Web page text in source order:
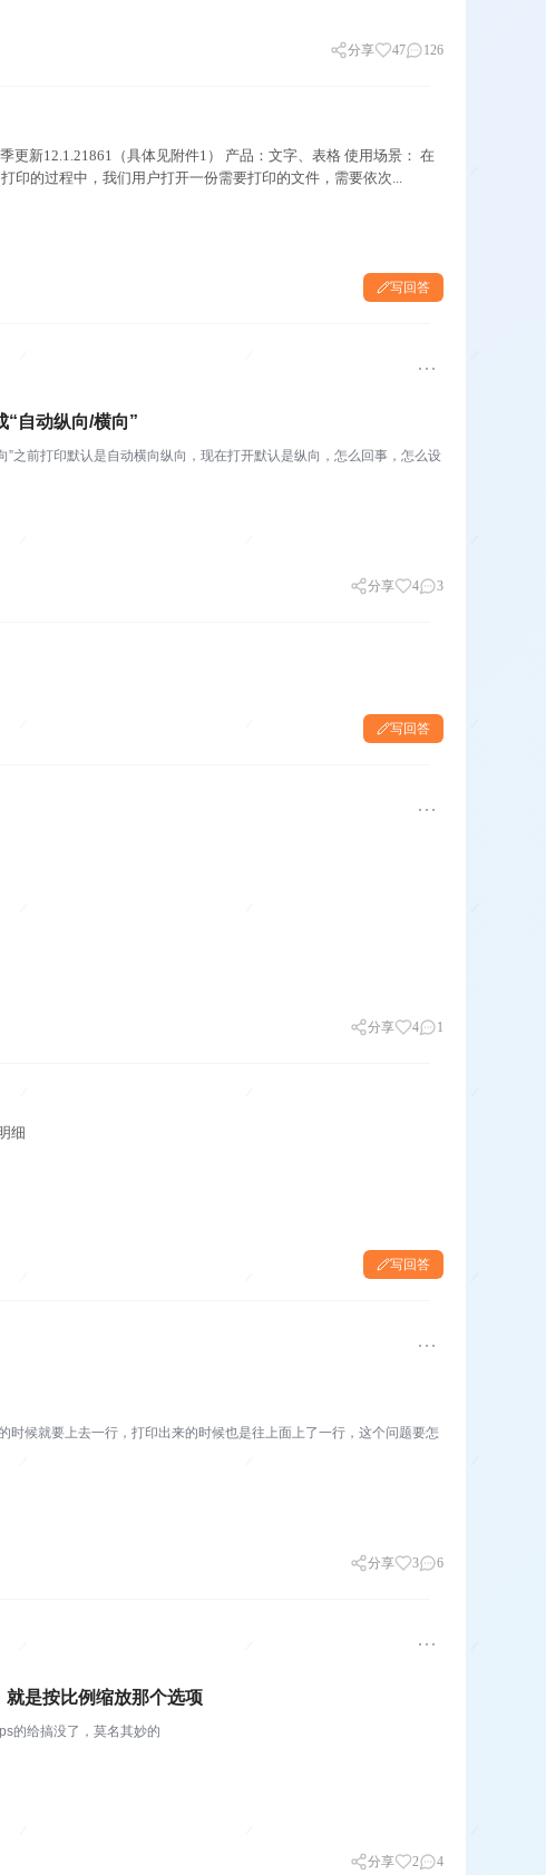
分享 47 126
更新12.1.21861（具体见附件1） 产品：文字、表格 使用场景： 在
印的过程中，我们用户打开一份需要打印的文件，需要依次...
写回答
自动纵向/横向”
之前打印默认是自动横向纵向，现在打开默认是纵向，怎么回事，怎么设
分享 4 3
写回答
分享 4 1
细
写回答
候就要上去一行，打印出来的时候也是往上面上了一行，这个问题要怎
分享 3 6
是按比例缩放那个选项
的给搞没了，莫名其妙的
分享 2 4